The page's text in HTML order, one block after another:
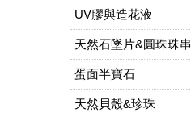
UV膠與造花液
天然石墜片&圓珠珠串
蛋面半寶石
天然貝殼&珍珠